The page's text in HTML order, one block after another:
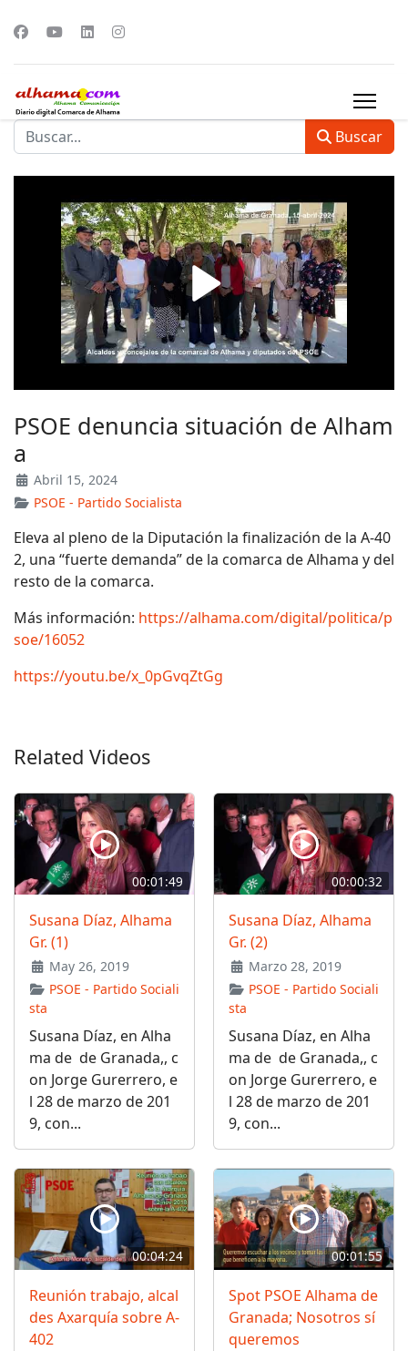
Buscar
PSOE denuncia situación de Alham
a
Abril 15, 2024
PSOE - Partido Socialista
Eleva al pleno de la Diputación la finalización de la A-40
2, una “fuerte demanda” de la comarca de Alhama y del
resto de la comarca.
Más información: https://alhama.com/digital/politica/p
soe/16052
https://youtu.be/x_0pGvqZtGg
Related Videos
00:01:49
Susana Díaz, Alhama
Gr. (1)
May 26, 2019
PSOE - Partido Sociali
sta
Susana Díaz, en Alha
ma de de Granada,, c
on Jorge Gurerrero, e
l 28 de marzo de 201
9, con...
00:00:32
Susana Díaz, Alhama
Gr. (2)
Marzo 28, 2019
PSOE - Partido Sociali
sta
Susana Díaz, en Alha
ma de de Granada,, c
on Jorge Gurerrero, e
l 28 de marzo de 201
9, con...
00:04:24
Reunión trabajo, alcal
des Axarquía sobre A-
402
00:01:55
Spot PSOE Alhama de
Granada; Nosotros sí
queremos